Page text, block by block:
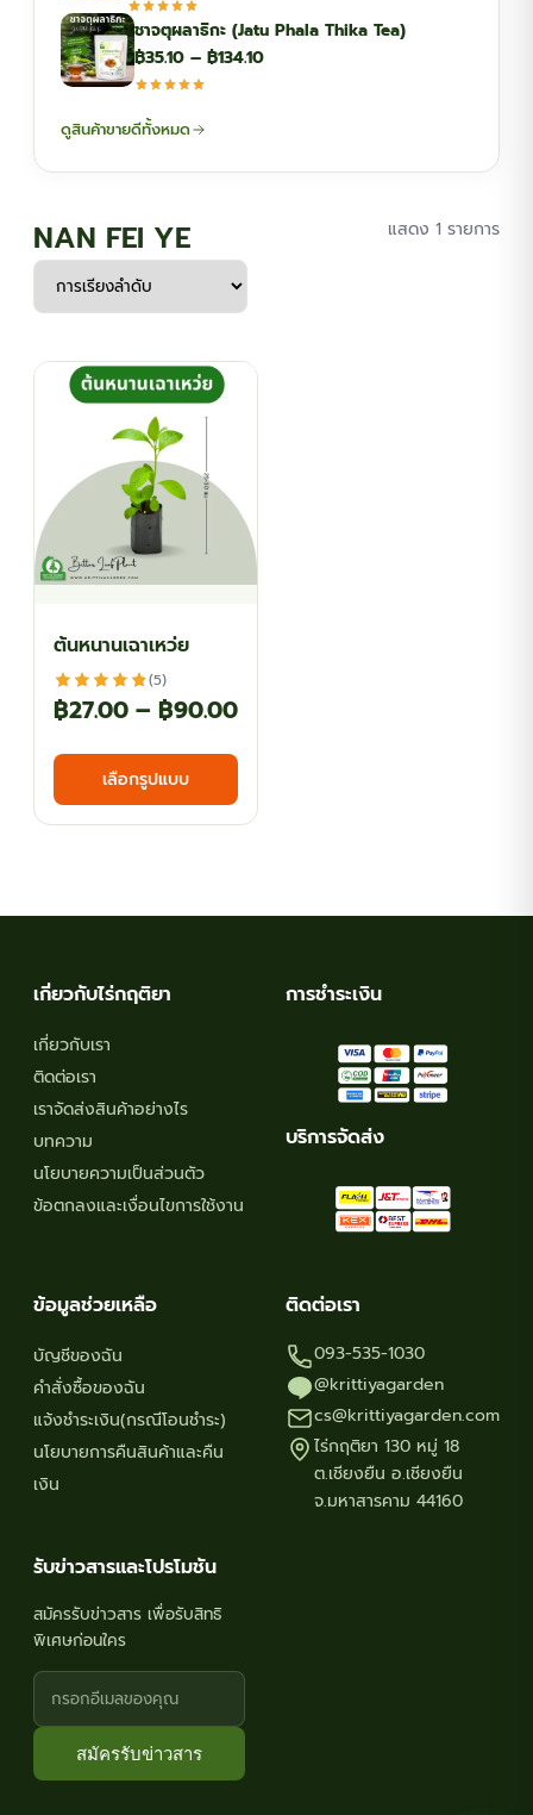
฿40.50
through
ชาจตุผลาธิกะ (Jatu Phala Thika Tea)
฿35.10 – ฿134.10Price
ดูสินค้าขายดีทั้งหมด
NAN FEI YE แสดง 1 รายการ
ต้นหนานเฉาเหว่ย
(5)
฿27.00 – ฿90.00Price
through
เลือกรูปแบบ
This
has
The
product
เกี่ยวกับไร่กฤติยา
เกี่ยวกับเรา
ติดต่อเรา
เราจัดส่งสินค้าอย่างไร
บทความ
นโยบายความเป็นส่วนตัว
ข้อตกลงและเงื่อนไขการใช้งาน
การชำระเงิน
บริการจัดส่ง
ข้อมูลช่วยเหลือ
บัญชีของฉัน
คำสั่งซื้อของฉัน
แจ้งชำระเงิน(กรณีโอนชำระ)
นโยบายการคืนสินค้าและคืน
เงิน
ติดต่อเรา
093-535-1030
@krittiyagarden
cs@krittiyagarden.com
ไร่กฤติยา 130 หมู่ 18
ต.เชียงยืน อ.เชียงยืน
จ.มหาสารคาม 44160
รับข่าวสารและโปรโมชัน
สมัครรับข่าวสาร เพื่อรับสิทธิ
พิเศษก่อนใคร
สมัครรับข่าวสาร